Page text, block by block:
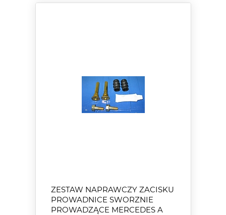
ZESTAW NAPRAWCZY ZACISKU
PROWADNICE SWORZNIE
PROWADZĄCE MERCEDES A